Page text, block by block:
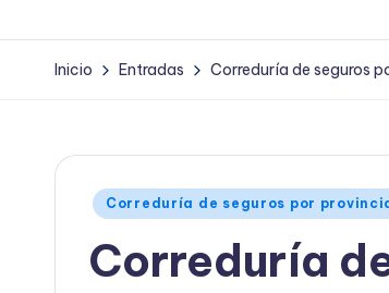
Inicio Entradas Correduría de seguros
Publicado
Correduría de seguros por
Correduría